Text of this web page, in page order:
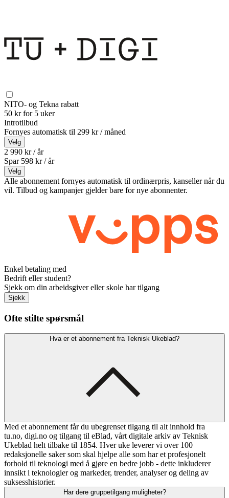
NITO- og Tekna rabatt
50 kr for 5 uker
Introtilbud
Fornyes automatisk til 299 kr / måned
Velg
2 990 kr / år
Spar 598 kr /år
Velg
Alle abonnement fornyes automatisk til ordinærpris, kanseller når du
vil. Tilbud og kampanjer gjelder bare for nye abonnenter.
Enkel betaling med
Bedrift eller student?
Sjekk om din arbeidsgiver eller skole har tilgang
Sjekk
Ofte stilte spørsmål
Hva er et abonnement fra Teknisk Ukeblad?
Med et abonnement får du ubegrenset tilgang til alt innhold fra
tu.no, digi.no og tilgang til eBlad, vårt digitale arkiv av Teknisk
Ukeblad helt tilbake til 1854. Hver uke leverer vi over 100
redaksjonelle saker som skal hjelpe alle som har et profesjonelt
forhold til teknologi med å gjøre en bedre jobb - dette inkluderer
innsikt i teknologier og markeder, trender, analyser og deling av
suksesshistorier.
Har dere gruppetilgang muligheter?